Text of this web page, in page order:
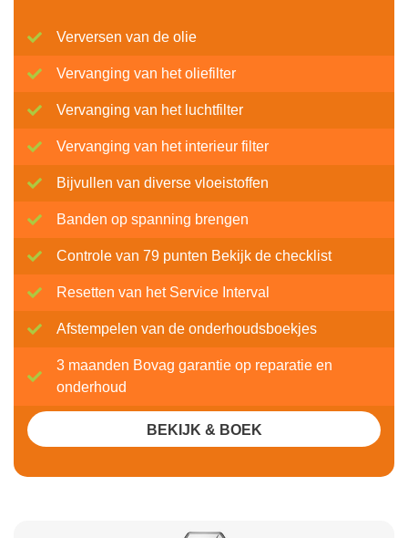
Verversen van de olie
Vervanging van het oliefilter
Vervanging van het luchtfilter
Vervanging van het interieur filter
Bijvullen van diverse vloeistoffen
Banden op spanning brengen
Controle van 79 punten Bekijk de checklist
Resetten van het Service Interval
Afstempelen van de onderhoudsboekjes
3 maanden Bovag garantie op reparatie en
onderhoud
BEKIJK & BOEK